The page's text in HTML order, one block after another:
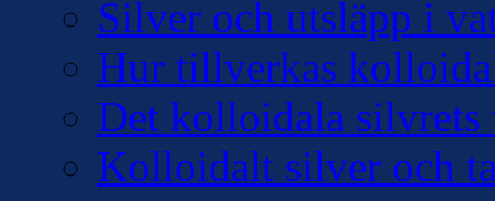
Silver och utsläpp i
Hur tillverkas
Det kolloidala silvrets
Kolloidalt silver och